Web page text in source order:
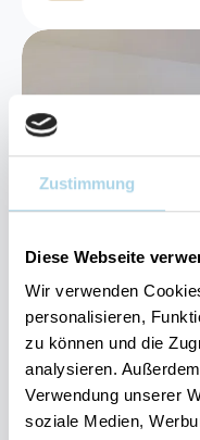
Zustimmung
Diese Webseite
Wir verwenden
personalisieren,
zu können und die
analysieren.
Verwendung unserer
soziale Medien,
Binz, Ostseebad
Binzer
4 Gäste 1